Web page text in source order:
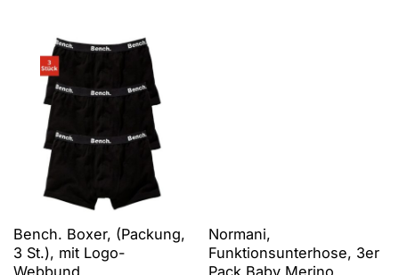
Bench. Boxer, (Packung,
3 St.), mit Logo-
Normani,
Funktionsunterhose, 3er